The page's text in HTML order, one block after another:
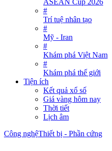
#
Trí tuệ nhân tạo
#
Mỹ - Iran
#
Khám phá Việt Nam
#
Khám phá thế giới
Tiện ích
Kết quả xổ số
Giá vàng hôm nay
Thời tiết
Lịch âm
Công nghệThiết bị - Phần cứng